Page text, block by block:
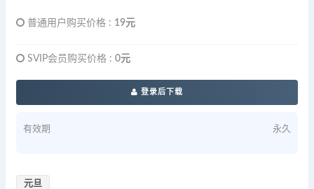
普通用户购买价格 : 19元
SVIP会员购买价格 : 0元
登录后下载
有效期 永久
元旦